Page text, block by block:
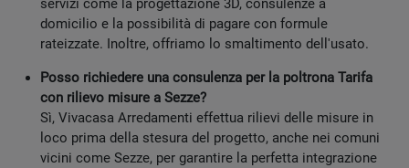
servizi come la progettazione 3D, consulenze a
domicilio e la possibilità di pagare con formule
rateizzate. Inoltre, offriamo lo smaltimento dell'usato.
Posso richiedere una consulenza per la poltrona Tarifa
con rilievo misure a Sezze?
Sì, Vivacasa Arredamenti effettua rilievi delle misure in
loco prima della stesura del progetto, anche nei comuni
vicini come Sezze, per garantire la perfetta integrazione